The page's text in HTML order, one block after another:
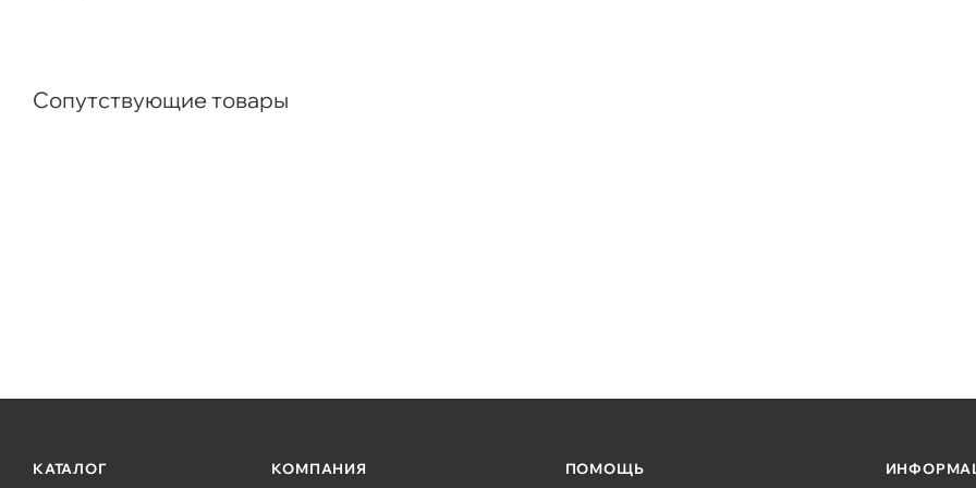
Сопутствующие товары
КАТАЛОГ КОМПАНИЯ ПОМОЩЬ